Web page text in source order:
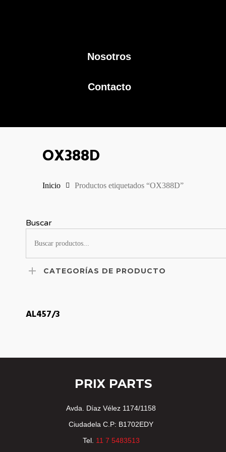
Nosotros
Contacto
OX388D
Inicio Productos etiquetados “OX388D”
Buscar
CATEGORÍAS DE PRODUCTO
LEER MÁS
AL457/3
PRIX PARTS
Avda. Díaz Vélez 1174/1158
Ciudadela C.P: B1702EDY
Tel. 11 7 5483513